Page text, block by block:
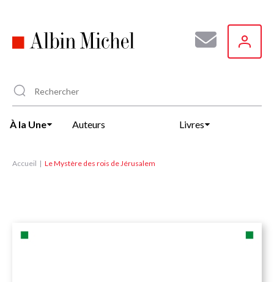
principal
À la Une Auteurs Livres
Accueil Le Mystère des rois de Jérusalem